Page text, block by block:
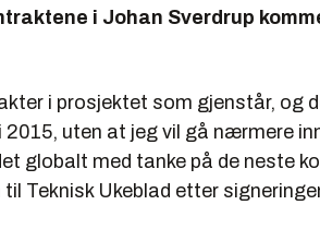
i Johan Sverdrup
i prosjektet som gjenstår, og
uten at jeg vil gå nærmere
globalt med tanke på de neste
Teknisk Ukeblad etter